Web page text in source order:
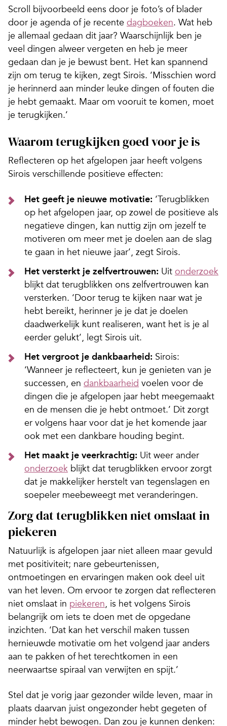
Scroll bijvoorbeeld eens door je foto’s of blader
door je agenda of je recente dagboeken. Wat heb
je allemaal gedaan dit jaar? Waarschijnlijk ben je
veel dingen alweer vergeten en heb je meer
gedaan dan je je bewust bent. Het kan spannend
zijn om terug te kijken, zegt Sirois. ‘Misschien word
je herinnerd aan minder leuke dingen of fouten die
je hebt gemaakt. Maar om vooruit te komen, moet
je terugkijken.’
Waarom terugkijken goed voor je is
Reflecteren op het afgelopen jaar heeft volgens
Sirois verschillende positieve effecten:
Het geeft je nieuwe motivatie: ‘Terugblikken
op het afgelopen jaar, op zowel de positieve als
negatieve dingen, kan nuttig zijn om jezelf te
motiveren om meer met je doelen aan de slag
te gaan in het nieuwe jaar’, zegt Sirois.
Het versterkt je zelfvertrouwen: Uit onderzoek
blijkt dat terugblikken ons zelfvertrouwen kan
versterken. ‘Door terug te kijken naar wat je
hebt bereikt, herinner je je dat je doelen
daadwerkelijk kunt realiseren, want het is je al
eerder gelukt’, legt Sirois uit.
Het vergroot je dankbaarheid: Sirois:
‘Wanneer je reflecteert, kun je genieten van je
successen, en dankbaarheid voelen voor de
dingen die je afgelopen jaar hebt meegemaakt
en de mensen die je hebt ontmoet.’ Dit zorgt
er volgens haar voor dat je het komende jaar
ook met een dankbare houding begint.
Het maakt je veerkrachtig: Uit weer ander
onderzoek blijkt dat terugblikken ervoor zorgt
dat je makkelijker herstelt van tegenslagen en
soepeler meebeweegt met veranderingen.
Zorg dat terugblikken niet omslaat in
piekeren
Natuurlijk is afgelopen jaar niet alleen maar gevuld
met positiviteit; nare gebeurtenissen,
ontmoetingen en ervaringen maken ook deel uit
van het leven. Om ervoor te zorgen dat reflecteren
niet omslaat in piekeren, is het volgens Sirois
belangrijk om iets te doen met de opgedane
inzichten. ‘Dat kan het verschil maken tussen
hernieuwde motivatie om het volgend jaar anders
aan te pakken of het terechtkomen in een
neerwaartse spiraal van verwijten en spijt.’
Stel dat je vorig jaar gezonder wilde leven, maar in
plaats daarvan juist ongezonder hebt gegeten of
minder hebt bewogen. Dan zou je kunnen denken: